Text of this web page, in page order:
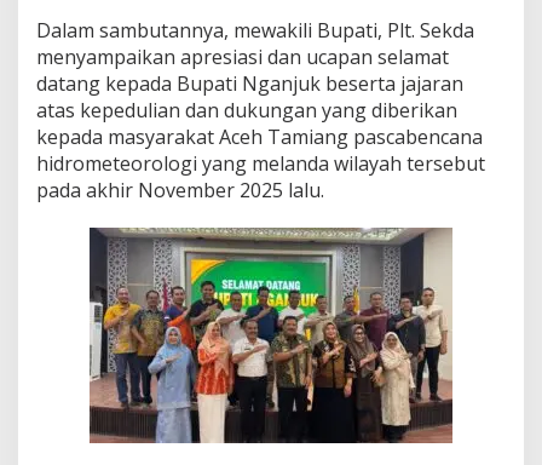
g
a
n
j
u
k
2
0
J
u
t
a
L
e
b
h
Dalam sambutannya, mewakili Bupati, Plt. Sekda
menyampaikan apresiasi dan ucapan selamat
datang kepada Bupati Nganjuk beserta jajaran
atas kepedulian dan dukungan yang diberikan
kepada masyarakat Aceh Tamiang pascabencana
hidrometeorologi yang melanda wilayah tersebut
pada akhir November 2025 lalu.